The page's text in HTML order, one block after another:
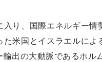
り、国際エネルギー情
た米国とイスラエルに
出の大動脈であるホル